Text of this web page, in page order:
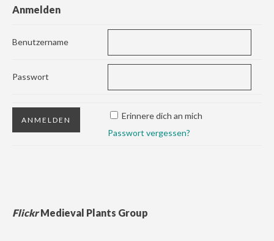
Anmelden
Benutzername
Passwort
Erinnere dich an mich
Passwort vergessen?
FlickrMedieval Plants Group